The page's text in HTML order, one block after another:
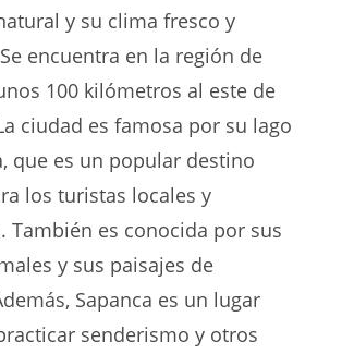
y su clima fresco y
encuentra en la región de
100 kilómetros al este de
ciudad es famosa por su lago
que es un popular destino
los turistas locales y
También es conocida por sus
y sus paisajes de
Sapanca es un lugar
senderismo y otros